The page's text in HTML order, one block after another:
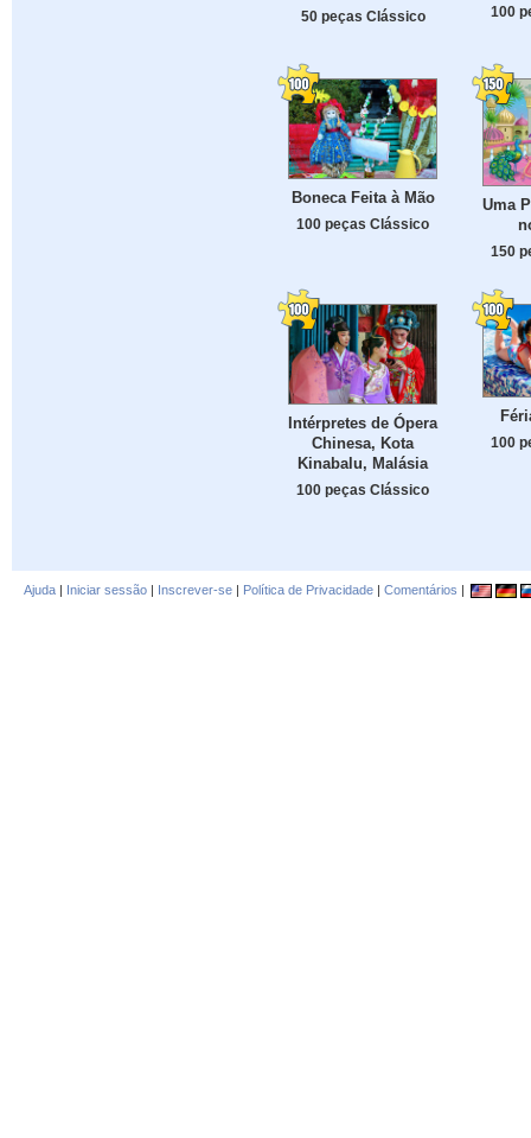
50 peças Clássico 100
Boneca Feita à Mão
100 peças Clássico
Uma
150
Intérpretes de Ópera
Chinesa, Kota
Kinabalu, Malásia
100 peças Clássico
100
Ajuda | Iniciar sessão | Inscrever-se | Política de Privacidade | Comentários |